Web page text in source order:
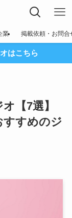
業 掲載依頼・お問合
はこちら
【7選】
すすめのジ